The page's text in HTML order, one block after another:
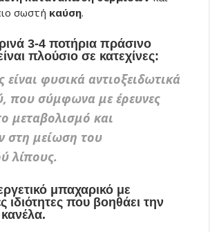
σωστή καύση.
3-4 ποτήρια πράσινο
πλούσιο σε κατεχίνες:
είναι φυσικά αντιοξειδωτικά
που σύμφωνα με έρευνες
μεταβολισμό και
στη μείωση του
λίπους.
μπαχαρικό με
ιδιότητες που βοηθάει την